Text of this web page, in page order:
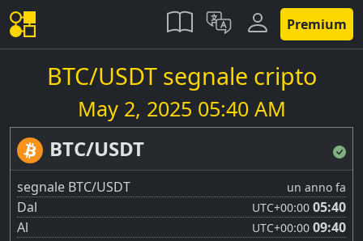
Premium
BTC/USDT segnale cripto
May 2, 2025 05:40 AM
BTC/USDT
segnale BTC/USDT un anno fa
Dal UTC+00:00 05:40
Al
UTC+00:00 09:40